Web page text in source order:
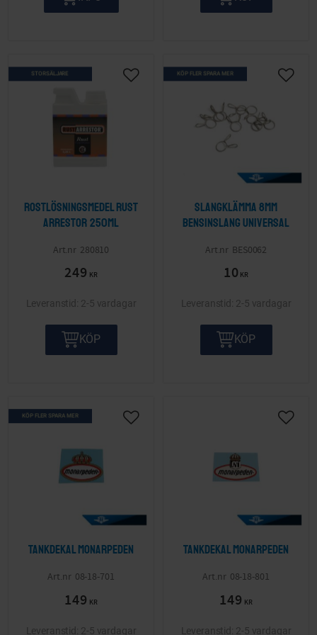
Rostlösningsmedel Rust
Arrestor 250ml
280810
249 KR
STORSÄLJARE
Lägg till i önskelista
2-5 vardagar
KÖP
Slangklämma 8mm
bensinslang Universal
BES0062
10 KR
KÖP FLER SPARA MER
Lägg
2-5 vardagar
KÖP
Tankdekal Monarpeden
08-18-701
149 KR
KÖP FLER SPARA MER
Lägg till i önskelista
2-5 vardagar
Tankdekal Monarpeden
08-18-801
149 KR
Lägg
2-5 vardagar